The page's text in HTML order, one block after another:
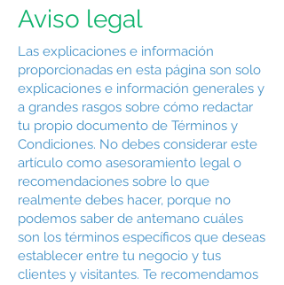
Aviso legal
Las explicaciones e información
proporcionadas en esta página son solo
explicaciones e información generales y
a grandes rasgos sobre cómo redactar
tu propio documento de Términos y
Condiciones. No debes considerar este
artículo como asesoramiento legal o
recomendaciones sobre lo que
realmente debes hacer, porque no
podemos saber de antemano cuáles
son los términos específicos que deseas
establecer entre tu negocio y tus
clientes y visitantes. Te recomendamos